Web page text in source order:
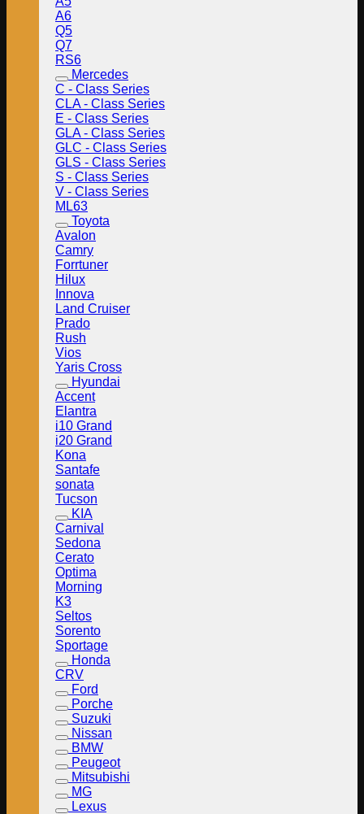
A6
Q5
Q7
RS6
Mercedes
C - Class Series
CLA - Class Series
E - Class Series
GLA - Class Series
GLC - Class Series
GLS - Class Series
S - Class Series
V - Class Series
ML63
Toyota
Avalon
Camry
Forrtuner
Hilux
Innova
Land Cruiser
Prado
Rush
Vios
Yaris Cross
Hyundai
Accent
Elantra
i10 Grand
i20 Grand
Kona
Santafe
sonata
Tucson
KIA
Carnival
Sedona
Cerato
Optima
Morning
K3
Seltos
Sorento
Sportage
Honda
CRV
Ford
Porche
Suzuki
Nissan
BMW
Peugeot
Mitsubishi
MG
Lexus